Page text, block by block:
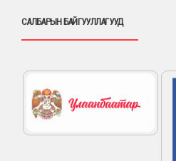
САЛБАРЫН БАЙГУУЛЛАГУУД